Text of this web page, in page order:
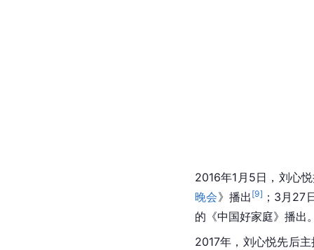
2016年1月5日，刘心
晚会》播出 [9] ；3月27
的《中国好家庭》播出
2017年，刘心悦先后